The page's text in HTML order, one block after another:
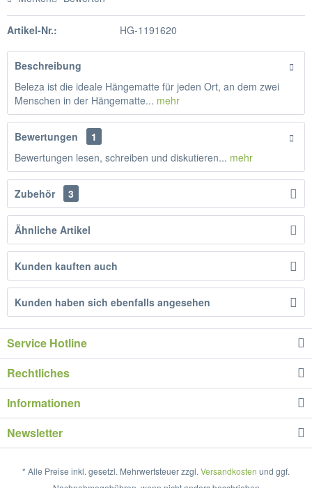
Artikel-Nr.: HG-1191620
Beschreibung
Beleza ist die ideale Hängematte für jeden Ort, an dem zwei
Menschen in der Hängematte... mehr
Bewertungen
1
Bewertungen lesen, schreiben und diskutieren... mehr
Zubehör 3
Ähnliche Artikel
Kunden kauften auch
Kunden haben sich ebenfalls angesehen
Service Hotline
Rechtliches
Informationen
Newsletter
* Alle Preise inkl. gesetzl. Mehrwertsteuer zzgl. Versandkosten und ggf.